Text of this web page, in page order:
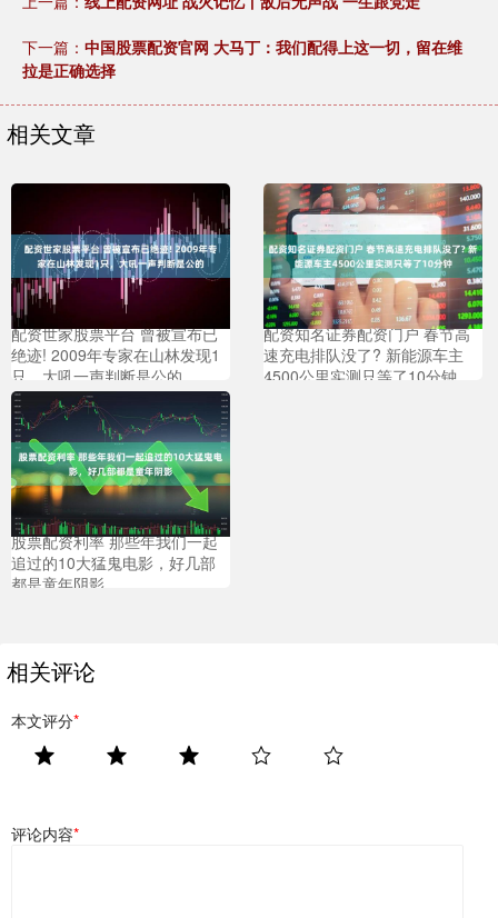
下一篇： 中国股票配资官网 大马丁：我们配得上这一切，留在维
拉是正确选择
相关文章
配资世家股票平台 曾被宣布已
绝迹! 2009年专家在山林发现1
只，大吼一声判断是公的
配资知名证券配资门户 春节高
速充电排队没了? 新能源车主
4500公里实测只等了10分钟
股票配资利率 那些年我们一起
追过的10大猛鬼电影，好几部
都是童年阴影
相关评论
本文评分*
评论内容*